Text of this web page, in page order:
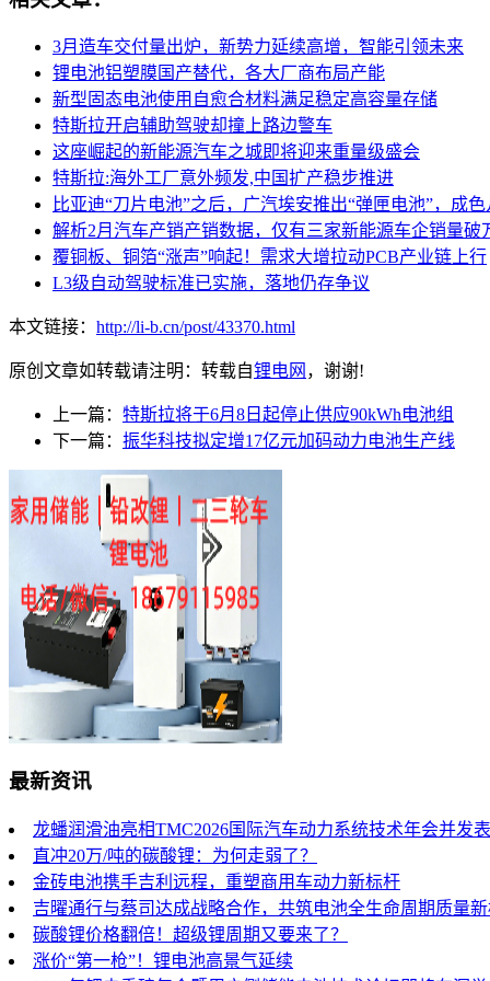
3月造车交付量出炉，新势力延续高增，智能引领未来
锂电池铝塑膜国产替代，各大厂商布局产能
新型固态电池使用自愈合材料满足稳定高容量存储
特斯拉开启辅助驾驶却撞上路边警车
这座崛起的新能源汽车之城即将迎来重量级盛会
特斯拉:海外工厂意外频发,中国扩产稳步推进
比亚迪“刀片电池”之后，广汽埃安推出“弹匣电池”，成色
解析2月汽车产销产销数据，仅有三家新能源车企销量破
覆铜板、铜箔“涨声”响起！需求大增拉动PCB产业链上行
L3级自动驾驶标准已实施，落地仍存争议
本文链接： http://li-b.cn/post/43370.html
原创文章如转载请注明：转载自锂电网 ，谢谢!
上一篇： 特斯拉将于6月8日起停止供应90kWh电池组
下一篇： 振华科技拟定增17亿元加码动力电池生产线
最新资讯
龙蟠润滑油亮相TMC2026国际汽车动力系统技术年会并发
直冲20万/吨的碳酸锂：为何走弱了？
金砖电池携手吉利远程，重塑商用车动力新标杆
吉曜通行与蔡司达成战略合作，共筑电池全生命周期质量
碳酸锂价格翻倍！超级锂周期又要来了？
涨价“第一枪”！锂电池高景气延续